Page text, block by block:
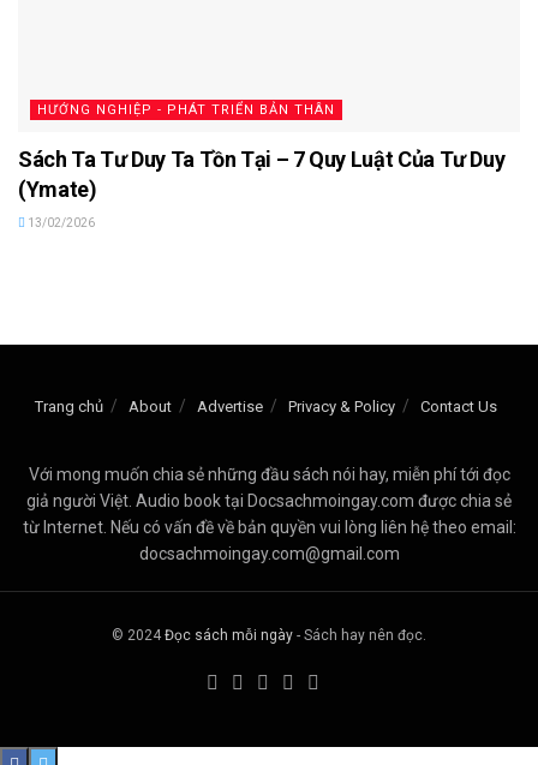
HƯỚNG NGHIỆP - PHÁT TRIỂN BẢN THÂN
Sách Ta Tư Duy Ta Tồn Tại – 7 Quy Luật Của Tư Duy
(Ymate)
13/02/2026
Trang chủ About Advertise Privacy & Policy Contact Us
Với mong muốn chia sẻ những đầu sách nói hay, miễn phí tới đọc
giả người Việt. Audio book tại Docsachmoingay.com được chia sẻ
từ Internet. Nếu có vấn đề về bản quyền vui lòng liên hệ theo email:
docsachmoingay.com@gmail.com
© 2024 Đọc sách mỗi ngày - Sách hay nên đọc.